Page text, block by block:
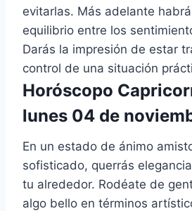
evitarlas. Más adelante
equilibrio entre los
Darás la impresión de estar
control de una situación
Horóscopo
lunes 04 de
En un estado de ánimo
sofisticado, querrás
tu alrededor. Rodéate de
algo bello en términos